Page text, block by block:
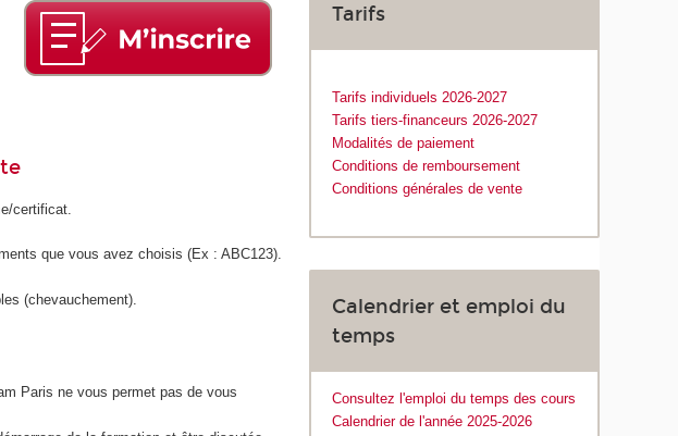
certificat.
que vous avez choisis (Ex : ABC123).
(chevauchement).
Paris ne vous permet pas de vous
Tarifs
Tarifs individuels 2026-2027
Tarifs tiers-financeurs 2026-2027
Modalités de paiement
Conditions de remboursement
Conditions générales de vente
Calendrier et emploi du
temps
Consultez l'emploi du temps des cours
Calendrier de l'année 2025-2026